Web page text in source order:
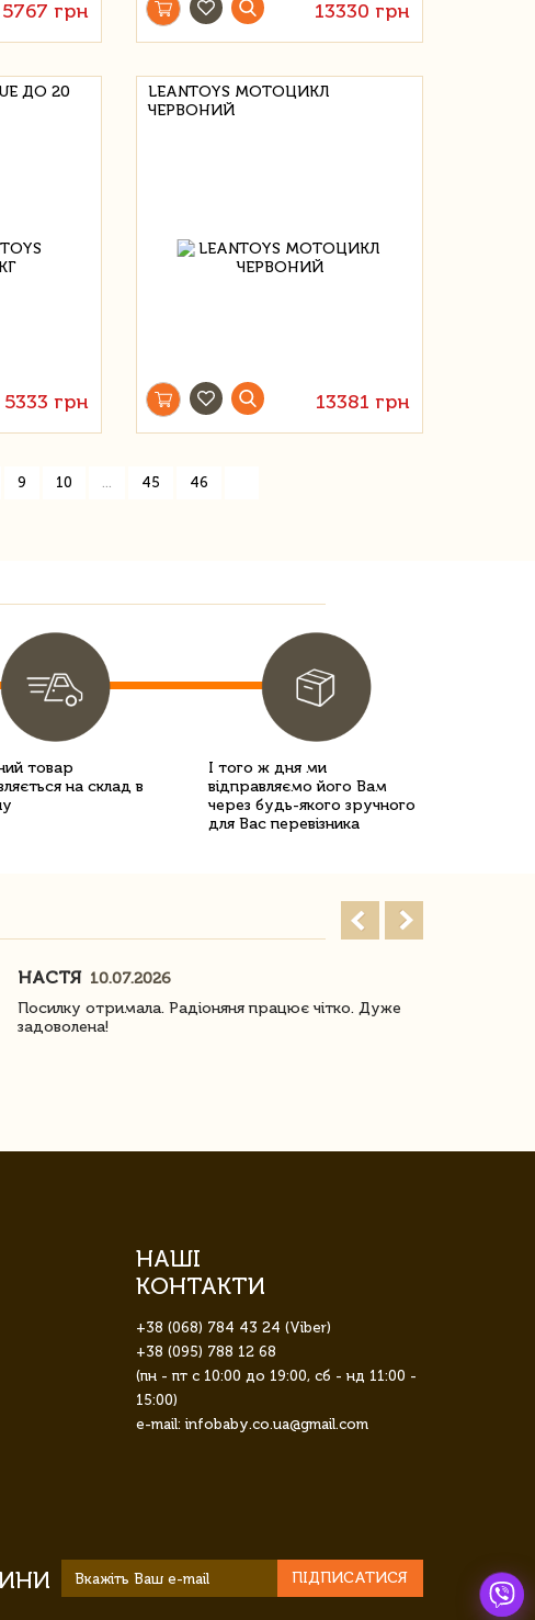
5767 грн 13330 грн
ДО 20
5333 грн
LEANTOYS МОТОЦИКЛ
ЧЕРВОНИЙ
13381 грн
9 10 ... 45 46
товар
на склад в
І того ж дня ми
відправляємо його Вам
через будь-якого зручного
для Вас перевізника
НАСТЯ 10.07.2026
Посилку отримала. Радіоняня працює чітко. Дуже
задоволена!
НАШІ
КОНТАКТИ
+38 (068) 784 43 24 (Viber)
+38 (095) 788 12 68
(пн - пт с 10:00 до 19:00, сб - нд 11:00 -
15:00)
e-mail: infobaby.co.ua@gmail.com
ПІДПИСАТИСЯ